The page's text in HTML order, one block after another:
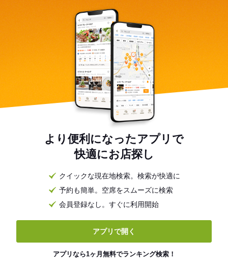
より便利になったアプリで
快適にお店探し
クイックな現在地検索。検索が快適に
予約も簡単。空席をスムーズに検索
会員登録なし。すぐに利用開始
アプリで開く
アプリなら1ヶ月無料でランキング検索！